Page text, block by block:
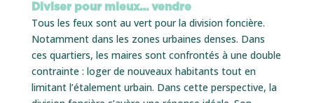
Diviser pour mieux… vendre
Tous les feux sont au vert pour la division foncière.
Notamment dans les zones urbaines denses. Dans
ces quartiers, les maires sont confrontés à une double
contrainte : loger de nouveaux habitants tout en
limitant l’étalement urbain. Dans cette perspective, la